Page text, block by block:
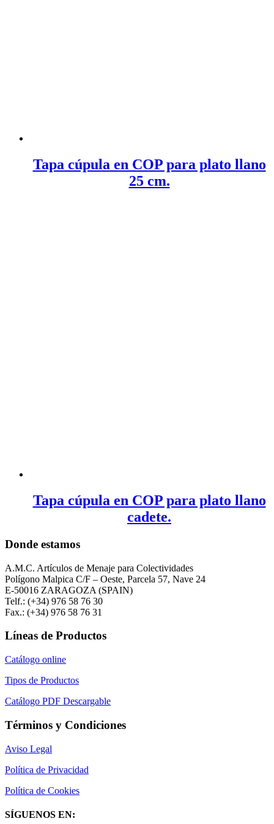
Tapa cúpula en COP para plato llano
25 cm.
Tapa cúpula en COP para plato llano
cadete.
Donde estamos
A.M.C. Artículos de Menaje para Colectividades
Polígono Malpica C/F – Oeste, Parcela 57, Nave 24
E-50016 ZARAGOZA (SPAIN)
Telf.: (+34) 976 58 76 30
Fax.: (+34) 976 58 76 31
Líneas de Productos
Catálogo online
Tipos de Productos
Catálogo PDF Descargable
Términos y Condiciones
Aviso Legal
Política de Privacidad
Política de Cookies
SÍGUENOS EN: